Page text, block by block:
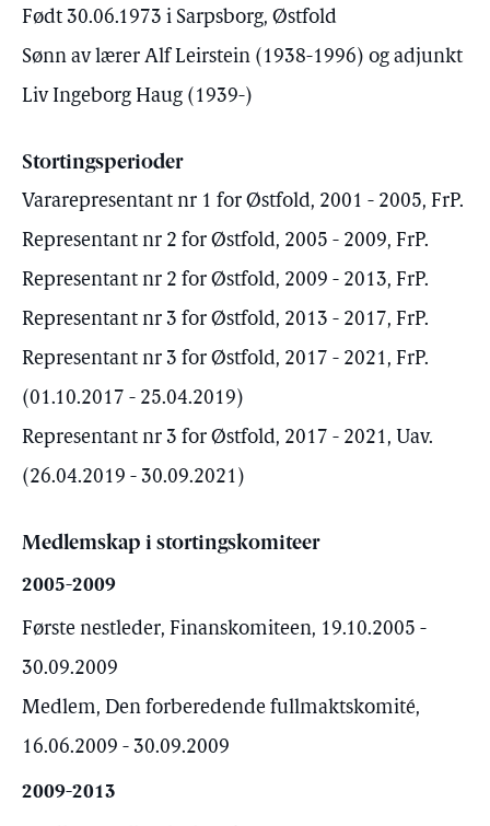
Født 30.06.1973 i Sarpsborg, Østfold
Sønn av lærer Alf Leirstein (1938-1996) og adjunkt
Liv Ingeborg Haug (1939-)
Stortingsperioder
Vararepresentant nr 1 for Østfold, 2001 - 2005, FrP.
Representant nr 2 for Østfold, 2005 - 2009, FrP.
Representant nr 2 for Østfold, 2009 - 2013, FrP.
Representant nr 3 for Østfold, 2013 - 2017, FrP.
Representant nr 3 for Østfold, 2017 - 2021, FrP.
(01.10.2017 - 25.04.2019)
Representant nr 3 for Østfold, 2017 - 2021, Uav.
(26.04.2019 - 30.09.2021)
Medlemskap i stortingskomiteer
2005-2009
Første nestleder, Finanskomiteen, 19.10.2005 -
30.09.2009
Medlem, Den forberedende fullmaktskomité,
16.06.2009 - 30.09.2009
2009-2013